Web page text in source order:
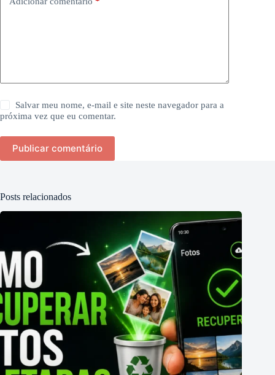
Salvar meu nome, e-mail e site neste navegador para a
próxima vez que eu comentar.
Publicar comentário
Posts relacionados